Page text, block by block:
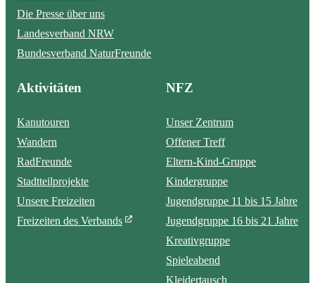
Die Presse über uns
Landesverband NRW
Bundesverband NaturFreunde
Aktivitäten
Kanutouren
Wandern
RadFreunde
Stadtteilprojekte
Unsere Freizeiten
Freizeiten des Verbands
NFZ
Unser Zentrum
Offener Treff
Eltern-Kind-Gruppe
Kindergruppe
Jugendgruppe 11 bis 15 Jahre
Jugendgruppe 16 bis 21 Jahre
Kreativgruppe
Spieleabend
Kleidertausch